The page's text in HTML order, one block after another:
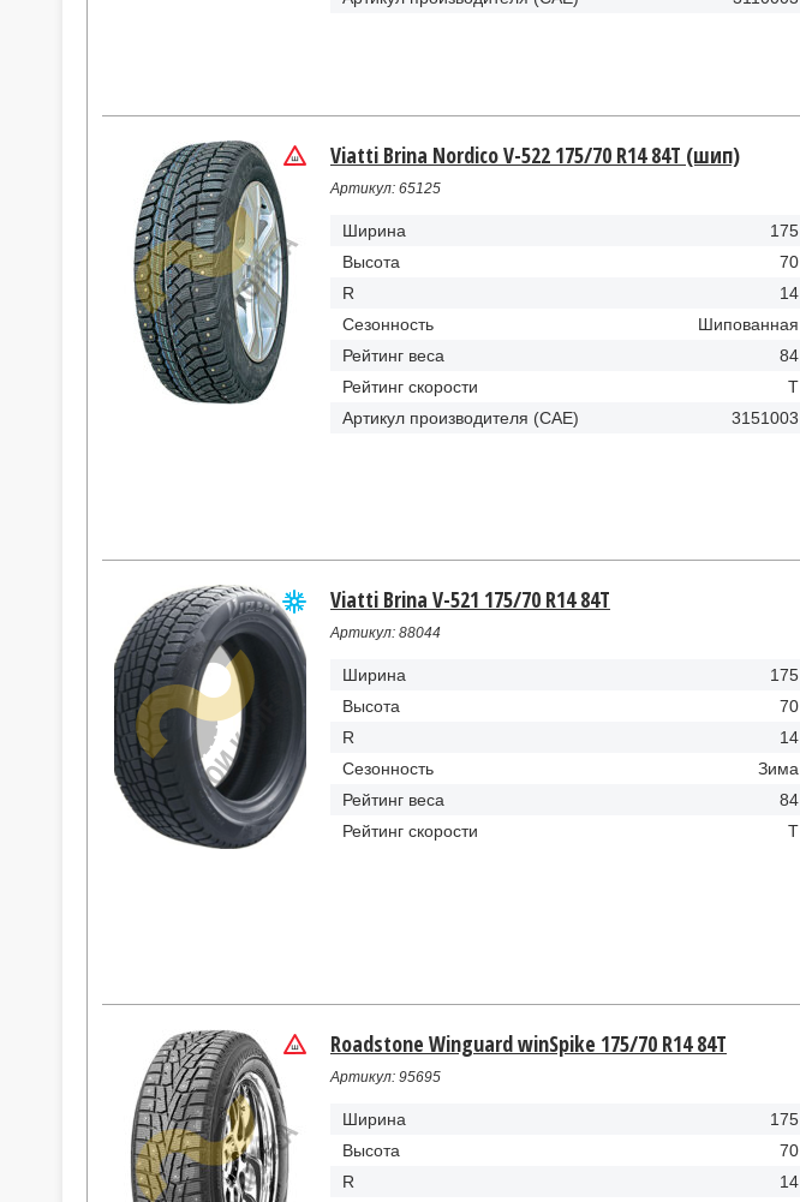
Viatti Brina Nordico V-522 175/70 R14 84T (шип)
Артикул: 65125
Ширина
175
Высота
70
R
14
Сезонность
Шипованная
Рейтинг веса
84
Рейтинг скорости
T
Артикул производителя (CAE)
3151003
Viatti Brina V-521 175/70 R14 84T
Артикул: 88044
Ширина
175
Высота
70
R
14
Сезонность
Зима
Рейтинг веса
84
Рейтинг скорости
T
Roadstone Winguard winSpike 175/70 R14 84T
Артикул: 95695
Ширина
175
Высота
70
R
14